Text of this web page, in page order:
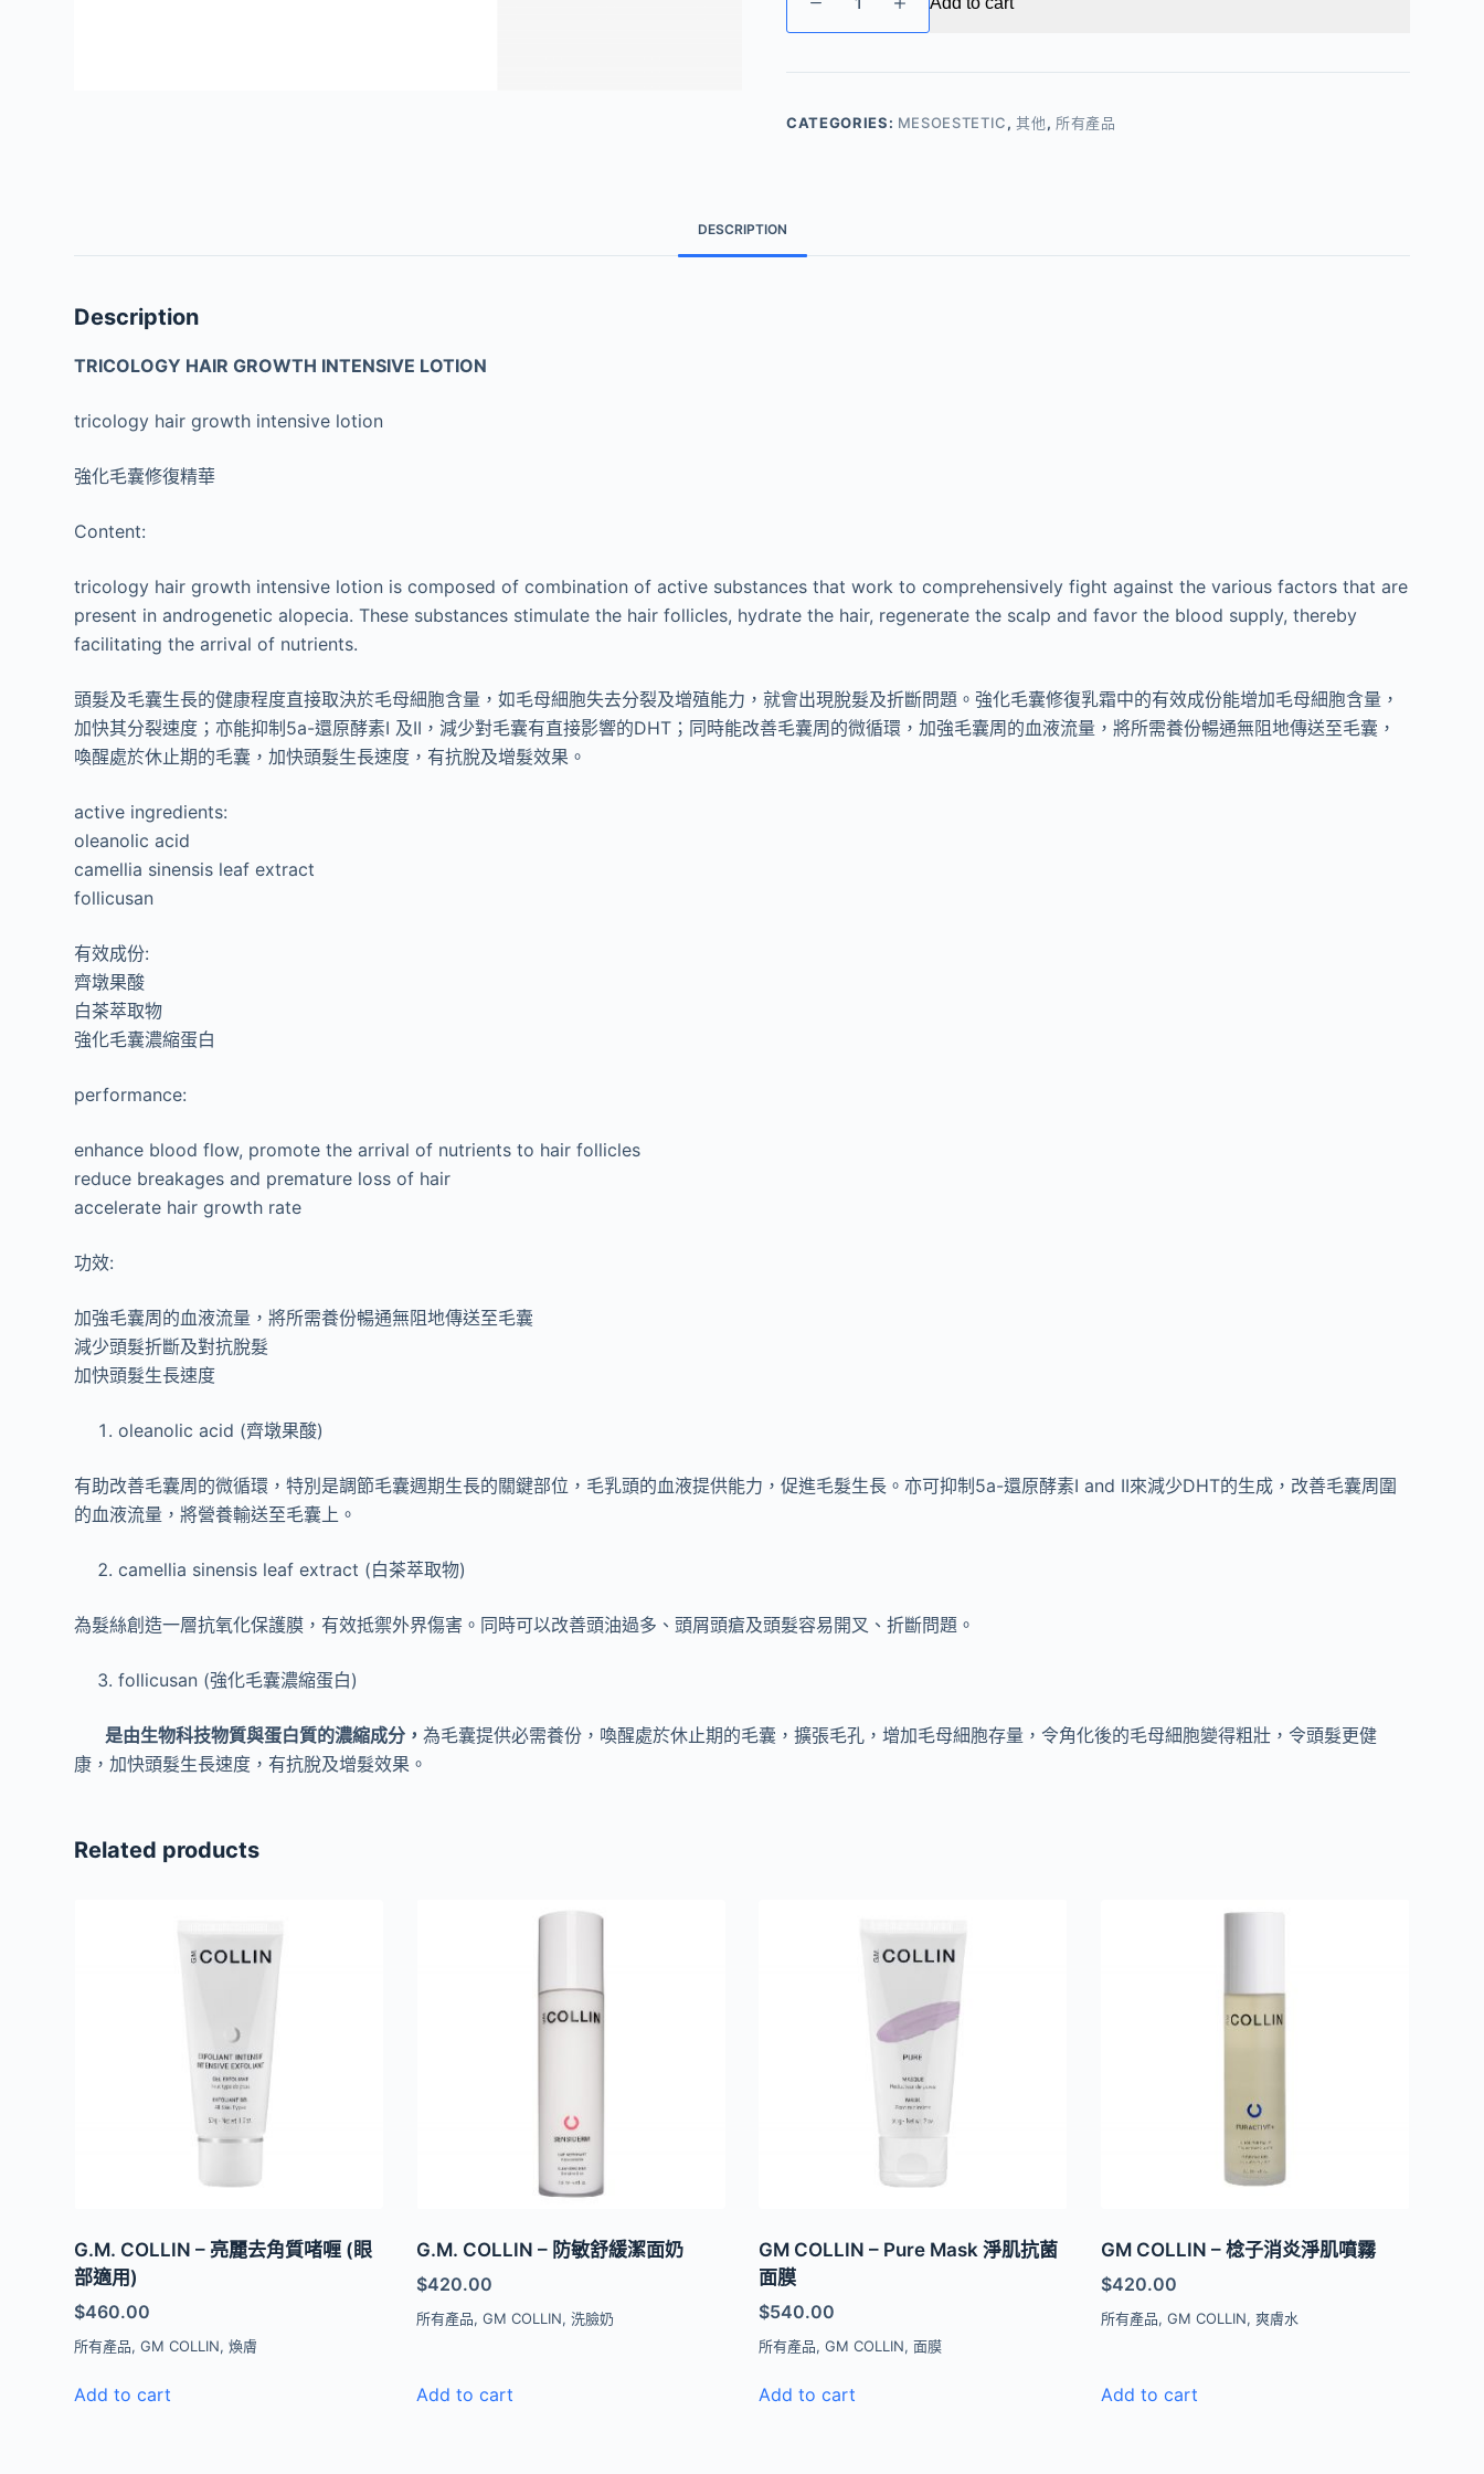
強
囊
華
quantity
CATEGORIES: MESOESTETIC,其他, 所有產品
DESCRIPTION
Description
TRICOLOGY HAIR GROWTH INTENSIVE LOTION
tricology hair growth intensive lotion
強化毛囊修復精華
Content:
tricology hair growth intensive lotion is composed of combination of active substances that work to comprehensively fight against the various factors that are
present in androgenetic alopecia. These substances stimulate the hair follicles, hydrate the hair, regenerate the scalp and favor the blood supply, thereby
facilitating the arrival of nutrients.
頭髮及毛囊生長的健康程度直接取決於毛母細胞含量，如毛母細胞失去分裂及增殖能力，就會出現脫髮及折斷問題。強化毛囊修復乳霜中的有效成份能增加毛母細胞含量，
加快其分裂速度；亦能抑制5a-還原酵素I 及II，減少對毛囊有直接影響的DHT；同時能改善毛囊周的微循環，加強毛囊周的血液流量，將所需養份暢通無阻地傳送至毛囊，
喚醒處於休止期的毛囊，加快頭髮生長速度，有抗脫及增髮效果。
active ingredients:
oleanolic acid
camellia sinensis leaf extract
follicusan
有效成份:
齊墩果酸
白茶萃取物
強化毛囊濃縮蛋白
performance:
enhance blood flow, promote the arrival of nutrients to hair follicles
reduce breakages and premature loss of hair
accelerate hair growth rate
功效:
加強毛囊周的血液流量，將所需養份暢通無阻地傳送至毛囊
減少頭髮折斷及對抗脫髮
加快頭髮生長速度
oleanolic acid (齊墩果酸)
有助改善毛囊周的微循環，特別是調節毛囊週期生長的關鍵部位，毛乳頭的血液提供能力，促進毛髮生長。亦可抑制5a-還原酵素I and II來減少DHT的生成，改善毛囊周圍
的血液流量，將營養輸送至毛囊上。
camellia sinensis leaf extract (白茶萃取物)
為髮絲創造一層抗氧化保護膜，有效抵禦外界傷害。同時可以改善頭油過多、頭屑頭瘡及頭髮容易開叉、折斷問題。
follicusan (強化毛囊濃縮蛋白)
是由生物科技物質與蛋白質的濃縮成分，為毛囊提供必需養份，喚醒處於休止期的毛囊，擴張毛孔，增加毛母細胞存量，令角化後的毛母細胞變得粗壯，令頭髮更健
康，加快頭髮生長速度，有抗脫及增髮效果。
Related products
G.M. COLLIN – 亮麗去角質啫喱 (眼
部適用)
$460.00
所有產品,GM COLLIN,煥膚
Add to cart
G.M. COLLIN – 防敏舒緩潔面奶
$420.00
所有產品,GM COLLIN,洗臉奶
Add to cart
GM COLLIN – Pure Mask 淨肌抗菌
面膜
$540.00
所有產品, GM COLLIN, 面膜
Add to cart
GM COLLIN – 棯子消炎淨肌噴霧
$420.00
所有產品, GM COLLIN, 爽膚水
Add to cart